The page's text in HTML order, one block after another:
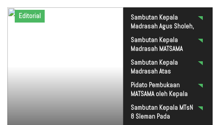
Editorial
Sambutan Kepala
Madrasah Agus Sholeh,
S.Ag.
Sambutan Kepala
Madrasah MATSAMA
2022
Sambutan Kepala
Madrasah Atas
Kelulusan Siswa Siswi
Kelas IX MTs Negeri 8
Sleman TP. 2021/2022
Pidato Pembukaan
MATSAMA oleh Kepala
Madrasah
Sambutan Kepala MTsN
8 Sleman Pada